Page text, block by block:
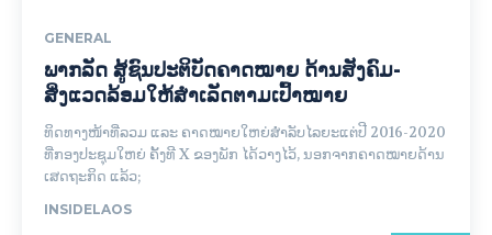
GENERAL
ພາກລັດ ສູ້ຊົນປະຕິບັດຄາດໝາຍ ດ້ານສັງຄົມ-
ສິ່ງແວດລ້ອມໃຫ້ສຳເລັດຕາມເປົ້າໝາຍ
ທິດ​ທາງ​ໜ້າ​ທີ່​ລວມ ​ແລະ ຄາດໝາຍ​ໃຫຍ່​ສໍາລັບ​ໄລຍະ​ແຕ່ປີ 2016-2020
ທີ່​ກອງ​ປະຊຸມໃຫຍ່​ ຄັ້ງ​ທີ X ຂອງ​ພັກ ​ໄດ້​ວາງ​ໄວ້, ນອກ​ຈາ​ກຄາດໝາຍດ້ານ
ເສດຖະກິດ ​ແລ້ວ;
INSIDELAOS